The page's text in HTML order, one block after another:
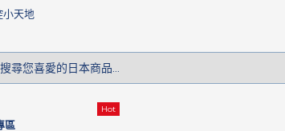
小天地
區
Hot